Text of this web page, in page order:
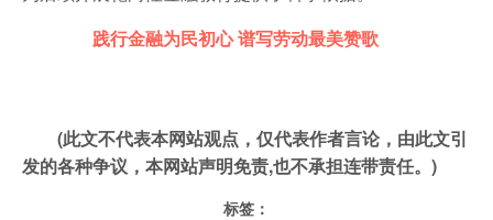
践行金融为民初心 谱写劳动最美赞歌
(此文不代表本网站观点，仅代表作者言论，由此文引
发的各种争议，本网站声明免责,也不承担连带责任。)
标签：